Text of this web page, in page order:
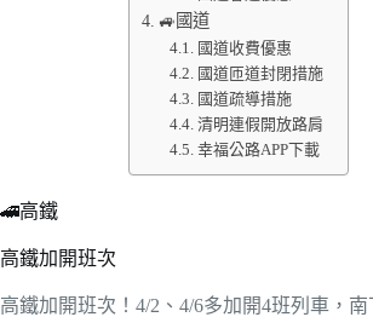
🚙國道
國道收費優惠
國道匝道封閉措施
國道疏導措施
清明連假開放路肩
幸福公路APP下載
🚄高鐵
高鐵加開班次
高鐵加開班次！4/2、4/6多加開4班列車，